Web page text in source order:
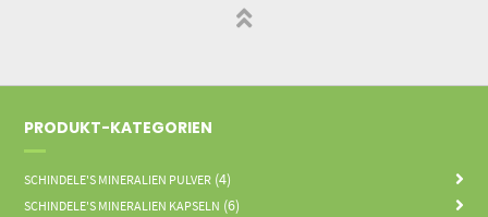
PRODUKT-KATEGORIEN
SCHINDELE'S MINERALIEN PULVER (4)
SCHINDELE'S MINERALIEN KAPSELN (6)